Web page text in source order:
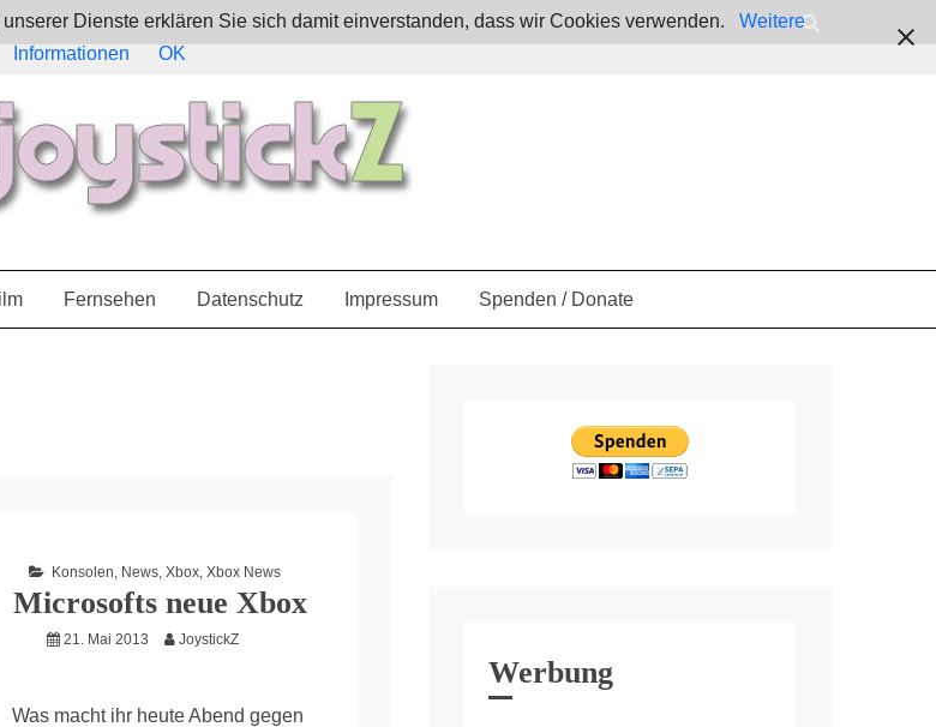
Fernsehen Datenschutz Impressum Spenden / Donate
Konsolen, News, Xbox, Xbox News
Microsofts neue Xbox
21. Mai 2013 JoystickZ
Was macht ihr heute Abend gegen
Werbung
Dienste erklären Sie sich damit einverstanden, dass wir Cookies verwenden.
Weitere
Informationen
OK